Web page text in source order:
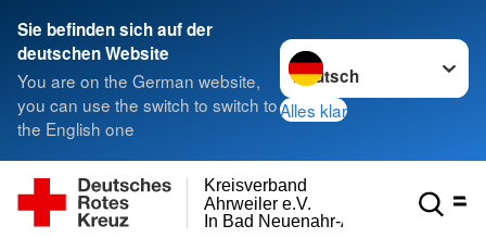
Sie befinden sich auf der
deutschen Website
You are on the German website,
you can use the switch to switch to
the English one
Sprache wechseln zu
Alles klar
In Bad Neuenahr-Ahrweiler
Ahrweiler e.V.
Kreisverband